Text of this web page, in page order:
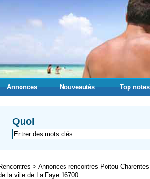
Annonces Nouveautés Top notes
Quoi
> Annonces rencontres Poitou Charentes
la ville de La Faye 16700